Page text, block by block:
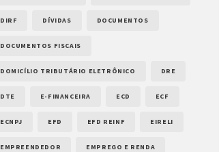
DIRF DÍVIDAS DOCUMENTOS
DOCUMENTOS FISCAIS
DOMICÍLIO TRIBUTÁRIO ELETRÔNICO DRE
DTE E-FINANCEIRA ECD ECF
ECNPJ EFD EFD REINF EIRELI
EMPREENDEDOR EMPREGO E RENDA